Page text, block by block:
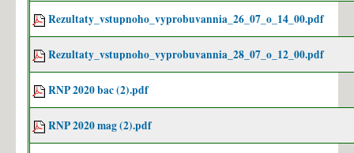
Rezultaty_vstupnoho_vyprobuvannia_26_07_o_14_00.pdf
Rezultaty_vstupnoho_vyprobuvannia_28_07_o_12_00.pdf
RNP 2020 bac (2).pdf
RNP 2020 mag (2).pdf